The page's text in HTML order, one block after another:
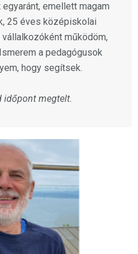
emellett magam
25 éves középiskolai
működöm,
a pedagógusok
hogy segítsek.
időpont megtelt.